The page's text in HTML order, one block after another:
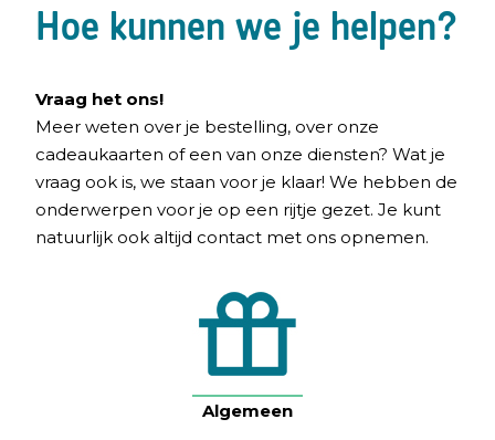
Hoe kunnen we je helpen?
Vraag het ons!
Meer weten over je bestelling, over onze
cadeaukaarten of een van onze diensten? Wat je
vraag ook is, we staan voor je klaar! We hebben de
onderwerpen voor je op een rijtje gezet. Je kunt
natuurlijk ook altijd contact met ons opnemen.
Algemeen